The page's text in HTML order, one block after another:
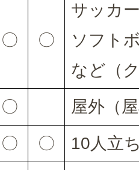
〇 〇
サッカ
ソフト
など（
〇
屋外（
〇 〇 10人立